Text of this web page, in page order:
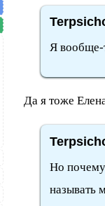
Я вообще-
Да я тоже
Но
называть